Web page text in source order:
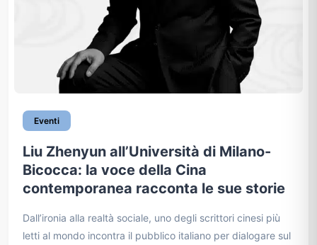
Eventi
Liu Zhenyun all’Università di Milano-
Bicocca: la voce della Cina
contemporanea racconta le sue storie
Dall’ironia alla realtà sociale, uno degli scrittori cinesi più
letti al mondo incontra il pubblico italiano per dialogare sul